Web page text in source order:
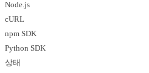
Node.js
cURL
npm SDK
Python SDK
상태